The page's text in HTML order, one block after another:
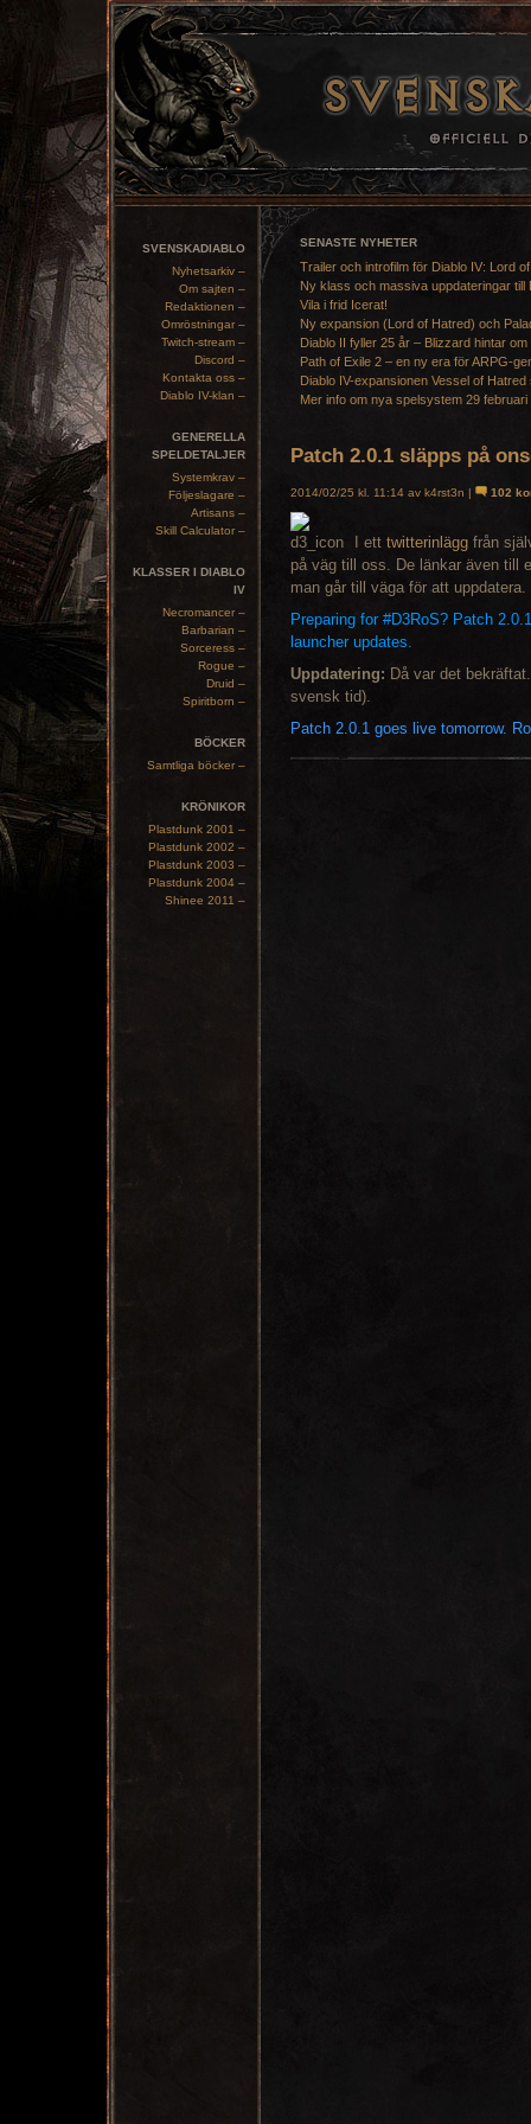
SVENSKADIABLO
Nyhetsarkiv –
Om sajten –
Redaktionen –
Omröstningar –
Twitch-stream –
Discord –
Kontakta oss –
Diablo IV-klan –
GENERELLA
SPELDETALJER
Systemkrav –
Följeslagare –
Artisans –
Skill Calculator –
KLASSER I DIABLO
IV
Necromancer –
Barbarian –
Sorceress –
Rogue –
Druid –
Spiritborn –
BÖCKER
Samtliga böcker –
KRÖNIKOR
Plastdunk 2001 –
Plastdunk 2002 –
Plastdunk 2003 –
Plastdunk 2004 –
Shinee 2011 –
SENASTE NYHETER
Trailer och introfilm för Diablo IV: Lord
Ny klass och massiva uppdateringar till
Vila i frid Icerat!
Ny expansion (Lord of Hatred) och
Diablo II fyller 25 år – Blizzard hintar om
Path of Exile 2 – en ny era för ARPG-
Diablo IV-expansionen Vessel of
Mer info om nya spelsystem 29 februari
Patch 2.0.1 släpps på
2014/02/25 kl. 11:14 av k4rst3n | 102
I ett twitterinlägg från
på väg till oss. De länkar även till
man går till väga för att uppdatera.
Preparing for #D3RoS? Patch
launcher updates.
Uppdatering: Då var det
svensk tid).
Patch 2.0.1 goes live tomorrow.